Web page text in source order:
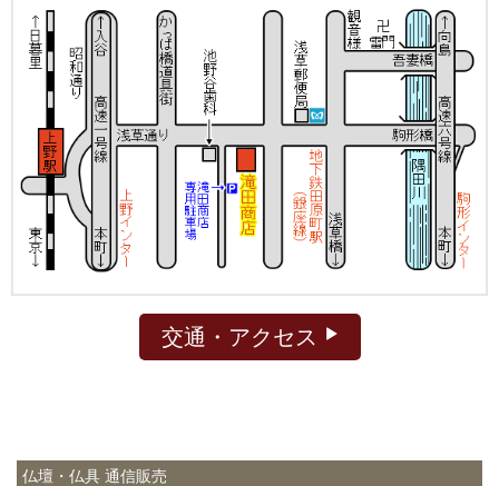
交通・アクセス
仏壇・仏具 通信販売